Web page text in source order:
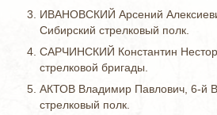
ИВАНОВСКИЙ Арсений
Сибирский стрелковый полк.
САРЧИНСКИЙ Константин
стрелковой бригады.
АКТОВ Владимир Павлович, 6-й
стрелковый полк.